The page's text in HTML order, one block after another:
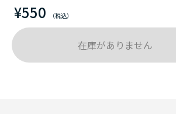
¥550
在庫がありません